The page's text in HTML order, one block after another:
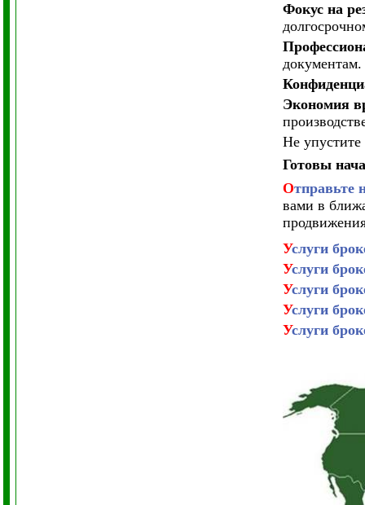
Фокус на
документам.
Экономия
Не
Готовы
Отправьте
вами в
Услуги
Услуги
Услуги
Услуги
Услуги